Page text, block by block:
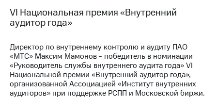
Правовая
информация
Медиа-центр
Пресс-
релизы
МТС
VI Национальная премия «Внутренний
аудитор года»
Директор по внутреннему контролю и аудиту ПАО
«МТС» Максим Мамонов - победитель в номинации
«Руководитель службы внутреннего аудита года» VI
Национальной премии «Внутренний аудитор года»,
организованной Ассоциацией «Институт внутренних
аудиторов» при поддержке РСПП и Московской биржи.